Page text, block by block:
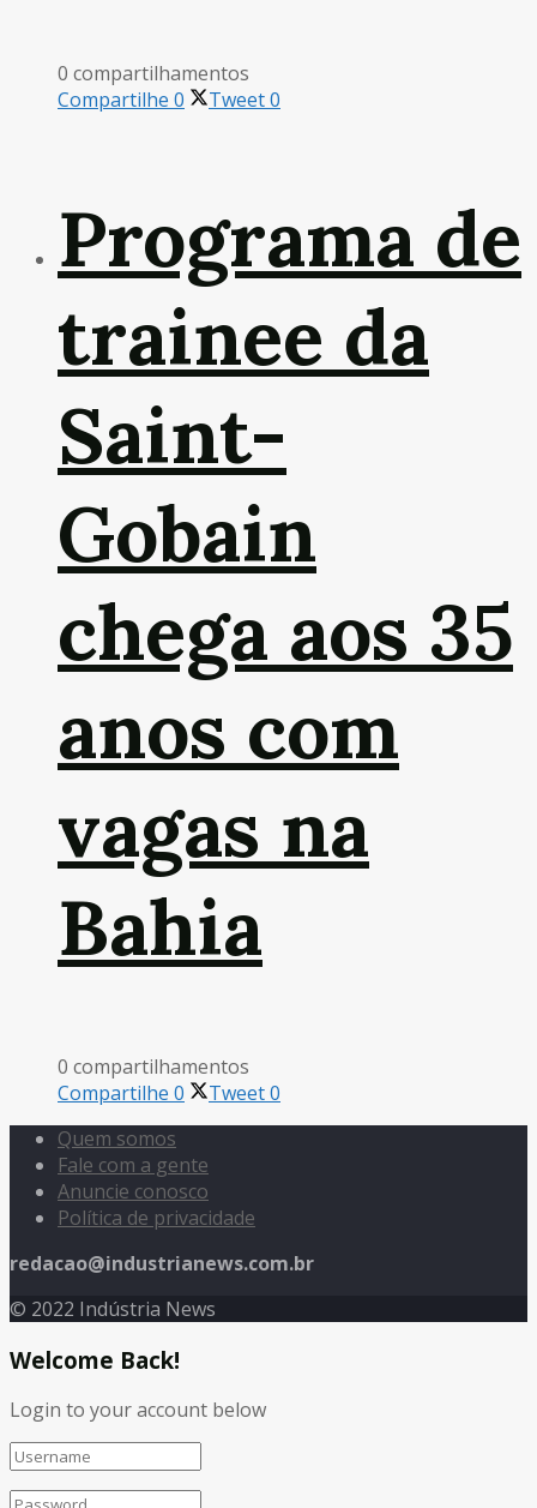
0 compartilhamentos
Compartilhe 0 Tweet0
Programa de
trainee da
Saint-
Gobain
chega aos 35
anos com
vagas na
Bahia
0 compartilhamentos
Compartilhe 0 Tweet0
Quem somos
Fale com a gente
Anuncie conosco
Política de privacidade
redacao@industrianews.com.br
© 2022 Indústria News
Welcome Back!
Login to your account below